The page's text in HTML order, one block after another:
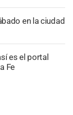
en la ciudad
es el portal
Fe